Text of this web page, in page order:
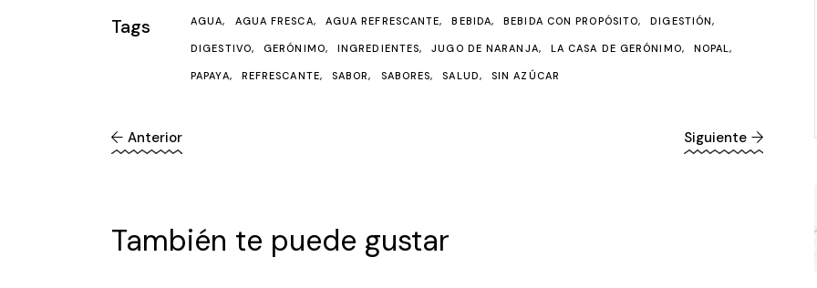
Tags AGUA AGUA FRESCA AGUA REFRESCANTE BEBIDA BEBIDA CON PROPÓSITO DIGESTIÓN
DIGESTIVO GERÓNIMO INGREDIENTES JUGO DE NARANJA LA CASA DE GERÓNIMO NOPAL
PAPAYA REFRESCANTE SABOR SABORES SALUD SIN AZÚCAR
Anterior Siguiente
También te puede gustar